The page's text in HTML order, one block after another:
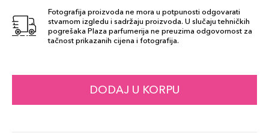
30ml / 330N
Šifra artikla
135,00 KM
30ml / 320C
Fotografija proizvoda ne mora u potpunosti odgovarati
stvarnom izgledu i sadržaju proizvoda. U slučaju tehničkih
pogrešaka Plaza parfumerija ne preuzima odgovornost za
tačnost prikazanih cijena i fotografija.
DODAJ U KORPU